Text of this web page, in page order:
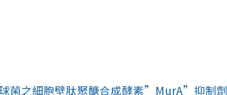
菌之細胞壁肽聚醣合成酵素”MurA”抑制劑